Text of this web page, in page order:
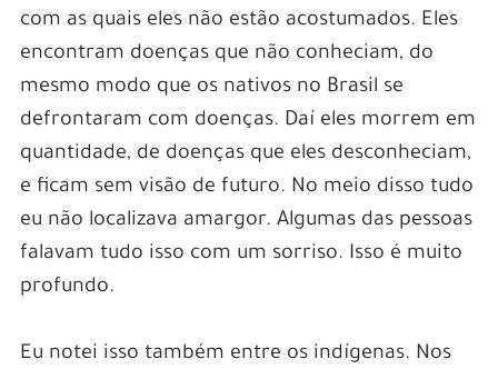
com as quais eles não estão acostumados. Eles
encontram doenças que não conheciam, do
mesmo modo que os nativos no Brasil se
defrontaram com doenças. Daí eles morrem em
quantidade, de doenças que eles desconheciam,
e ficam sem visão de futuro. No meio disso tudo
eu não localizava amargor. Algumas das pessoas
falavam tudo isso com um sorriso. Isso é muito
profundo.
Eu notei isso também entre os indígenas. Nos